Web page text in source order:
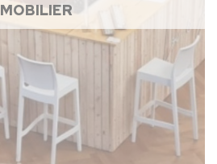
MOBILIER